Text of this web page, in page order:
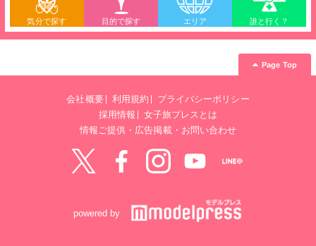
気分で探す 目的で探す エリア 誰と行く？
Page Top
会社概要 利用規約
プライバシーポリシー
採用情報
女子旅プレスとは
情報ご提供・広告掲載・お問い合わせ
powered by